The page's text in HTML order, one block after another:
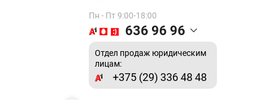
Пн - Пт 9:00-18:00
636 96 96
Отдел продаж юридическим
лицам:
+375 (29) 336 48 48